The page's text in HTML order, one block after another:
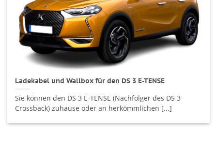
Ladekabel und Wallbox für den DS 3 E-TENSE
Sie können den DS 3 E-TENSE (Nachfolger des DS 3
Crossback) zuhause oder an herkömmlichen [...]